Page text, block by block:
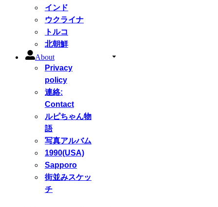
インド
ウクライナ
トルコ
北朝鮮
About
Privacy
policy
連絡:
Contact
ルピちゃん物
語
写真アルバム
1990(USA)
Sapporo
街並みスケッ
チ